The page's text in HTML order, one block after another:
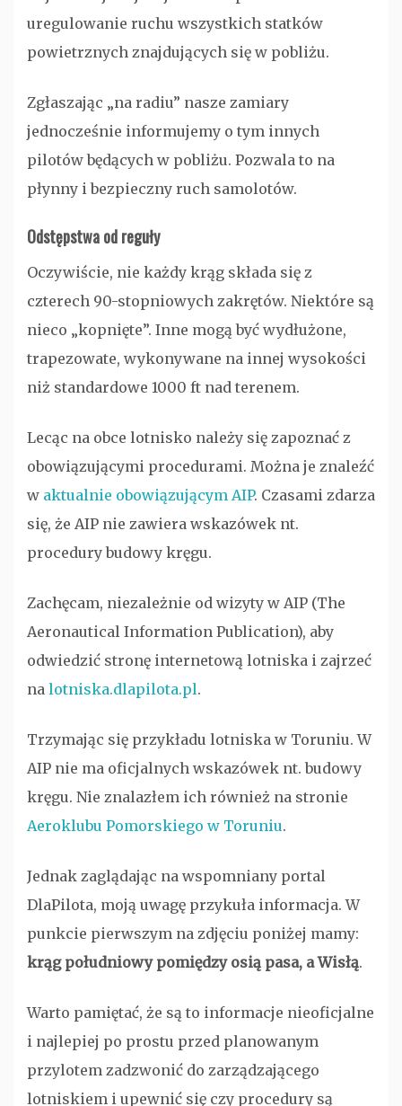
uregulowanie ruchu wszystkich statków
powietrznych znajdujących się w pobliżu.
Zgłaszając „na radiu” nasze zamiary
jednocześnie informujemy o tym innych
pilotów będących w pobliżu. Pozwala to na
płynny i bezpieczny ruch samolotów.
Odstępstwa od reguły
Oczywiście, nie każdy krąg składa się z
czterech 90-stopniowych zakrętów. Niektóre są
nieco „kopnięte”. Inne mogą być wydłużone,
trapezowate, wykonywane na innej wysokości
niż standardowe 1000 ft nad terenem.
Lecąc na obce lotnisko należy się zapoznać z
obowiązującymi procedurami. Można je znaleźć
w aktualnie obowiązującym AIP. Czasami zdarza
się, że AIP nie zawiera wskazówek nt.
procedury budowy kręgu.
Zachęcam, niezależnie od wizyty w AIP (The
Aeronautical Information Publication), aby
odwiedzić stronę internetową lotniska i zajrzeć
na lotniska.dlapilota.pl.
Trzymając się przykładu lotniska w Toruniu. W
AIP nie ma oficjalnych wskazówek nt. budowy
kręgu. Nie znalazłem ich również na stronie
Aeroklubu Pomorskiego w Toruniu.
Jednak zaglądając na wspomniany portal
DlaPilota, moją uwagę przykuła informacja. W
punkcie pierwszym na zdjęciu poniżej mamy:
krąg południowy pomiędzy osią pasa, a Wisłą.
Warto pamiętać, że są to informacje nieoficjalne
i najlepiej po prostu przed planowanym
przylotem zadzwonić do zarządzającego
lotniskiem i upewnić się czy procedury są